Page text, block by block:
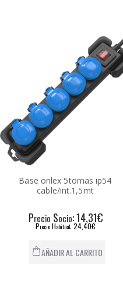
Base onlex 5tomas ip54
cable/int.1,5mt
Precio Socio: 14,31€
PrecioHabitual: 24,40€
AÑADIR AL CARRITO